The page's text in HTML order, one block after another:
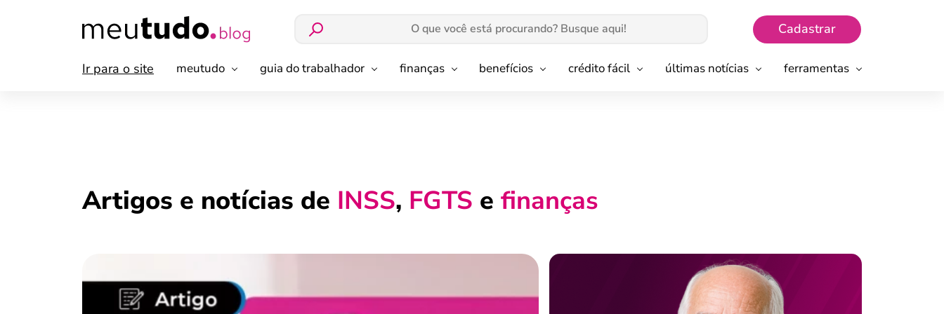
Cadastrar
Ir para o site meutudo guia do trabalhador finanças benefícios crédito fácil últimas notícias ferramentas
Artigos e notícias de INSS, FGTS e finanças